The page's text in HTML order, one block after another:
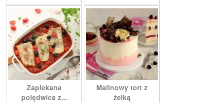
Zapiekana
polędwica z...
Malinowy tort z
żelką